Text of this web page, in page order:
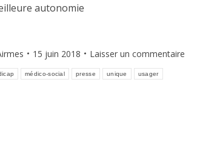
autonomie
15 juin 2018
Laisser un commentaire
médico-social presse unique usager